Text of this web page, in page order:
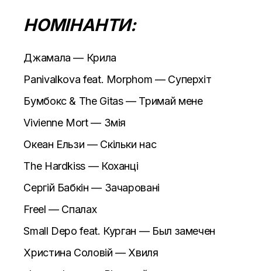
НОМІНАНТИ:
Джамала — Крила
Panivalkova feat. Morphom — Суперхіт
Бумбокс & The Gitas — Тримай мене
Vivienne Mort — Змія
Океан Ельзи — Скільки нас
The Hardkiss — Коханці
Сергій Бабкін — Зачаровані
Freel — Спалах
Small Depo feat. Курган — Был замечен
Христина Соловій — Хвиля